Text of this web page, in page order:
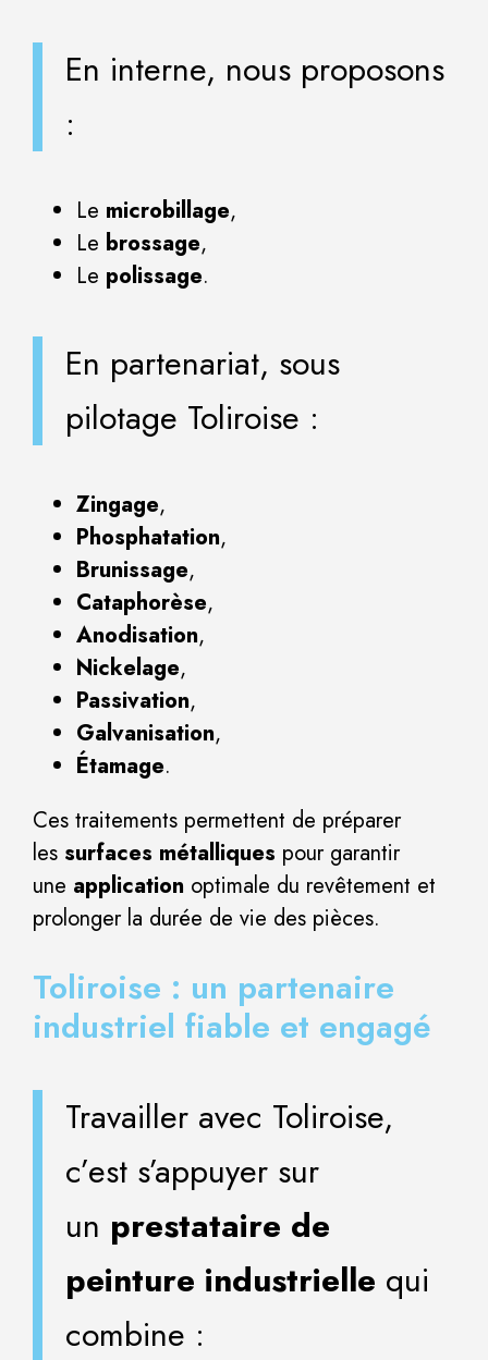
En interne, nous proposons
:
Le microbillage,
Le brossage,
Le polissage.
En partenariat, sous
pilotage Toliroise :
Zingage,
Phosphatation,
Brunissage,
Cataphorèse,
Anodisation,
Nickelage,
Passivation,
Galvanisation,
Étamage.
Ces traitements permettent de préparer
les surfaces métalliques pour garantir
une application optimale du revêtement et
prolonger la durée de vie des pièces.
Toliroise : un partenaire
industriel fiable et engagé
Travailler avec Toliroise,
c’est s’appuyer sur
un prestataire de
peinture industrielle qui
combine :